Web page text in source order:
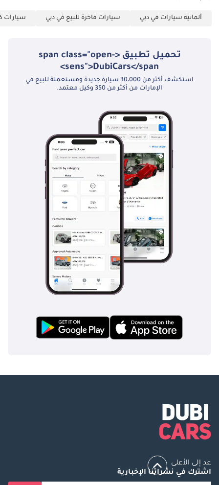
ألمانية سيارات في دبي سيارات فاخرة للبيع في دبي سيارات
تحميل تطبيق <span class="open-
sens">DubiCars</span>
استكشف أكثر من 30،000 سيارة جديدة ومستعملة للبيع في
الإمارات من أكثر من 350 وكيل معتمد.
استثماراً آمناً يجمع بين الراحة والقيمة طويلة الأجل.
تم إنشاء هذه الإحصاءات بواسطة الذكاء الاصطناعي اعتماداً على بيانات
عد إلى الأعلى
اشترك في نشراتنا الإخبارية